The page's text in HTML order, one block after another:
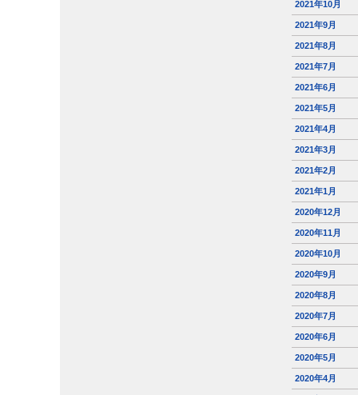
2021年10月
2021年9月
2021年8月
2021年7月
2021年6月
2021年5月
2021年4月
2021年3月
2021年2月
2021年1月
2020年12月
2020年11月
2020年10月
2020年9月
2020年8月
2020年7月
2020年6月
2020年5月
2020年4月